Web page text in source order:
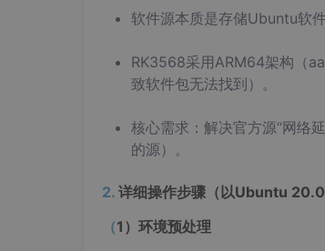
软件源本质是存储Ubuntu软
RK3568采用ARM64架构（
致软件包无法找到）。
核心需求：解决官方源“网络
的源）。
2. 详细操作步骤（以Ubuntu
（1 ）环境预处理